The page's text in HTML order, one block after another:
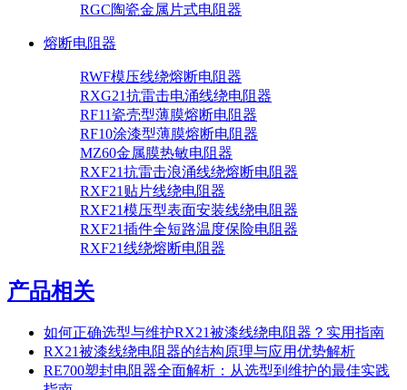
RGC陶瓷金属片式电阻器
熔断电阻器
RWF模压线绕熔断电阻器
RXG21抗雷击电涌线绕电阻器
RF11瓷壳型薄膜熔断电阻器
RF10涂漆型薄膜熔断电阻器
MZ60金属膜热敏电阻器
RXF21抗雷击浪涌线绕熔断电阻器
RXF21贴片线绕电阻器
RXF21模压型表面安装线绕电阻器
RXF21插件全短路温度保险电阻器
RXF21线绕熔断电阻器
产品相关
如何正确选型与维护RX21被漆线绕电阻器？实用指南
RX21被漆线绕电阻器的结构原理与应用优势解析
RE700塑封电阻器全面解析：从选型到维护的最佳实践